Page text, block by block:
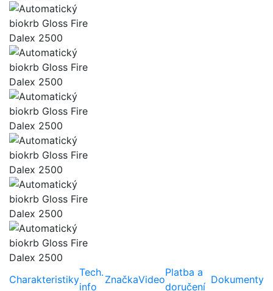
Charakteristiky
Tech.
info
ZnačkaVideo
Platba a
doručení
Dokumenty